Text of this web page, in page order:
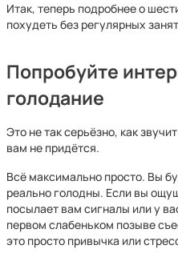
Итак, теперь подробнее о
похудеть без регулярных
Попробуйте
голодание
Это не так серьёзно, как
вам не придётся.
Всё максимально просто. Вы
реально голодны. Если вы
посылает вам сигналы или у
первом слабеньком позыве
это просто привычка или